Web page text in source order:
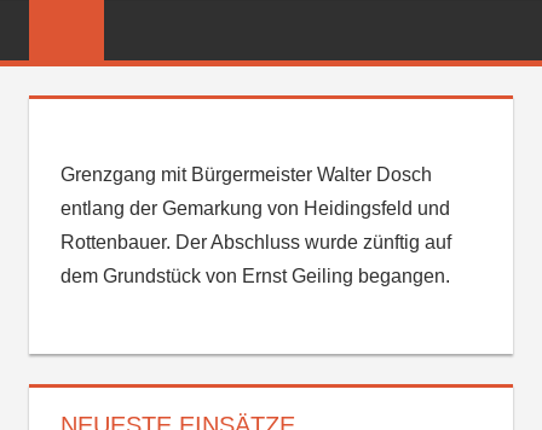
FEUERWEHR
Grenzgang mit Bürgermeister Walter Dosch
entlang der Gemarkung von Heidingsfeld und
Rottenbauer. Der Abschluss wurde zünftig auf
dem Grundstück von Ernst Geiling begangen.